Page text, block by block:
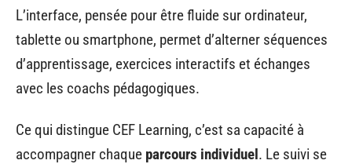
L’interface, pensée pour être fluide sur ordinateur,
tablette ou smartphone, permet d’alterner séquences
d’apprentissage, exercices interactifs et échanges
avec les coachs pédagogiques.
Ce qui distingue CEF Learning, c’est sa capacité à
accompagner chaque parcours individuel. Le suivi se